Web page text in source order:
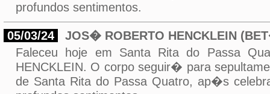
profundos sentimentos.
05/03/24
JOS� ROBERTO HENCKLEIN
Faleceu hoje em Santa Rita do Passa
HENCKLEIN. O corpo seguir� para
de Santa Rita do Passa Quatro, ap�s